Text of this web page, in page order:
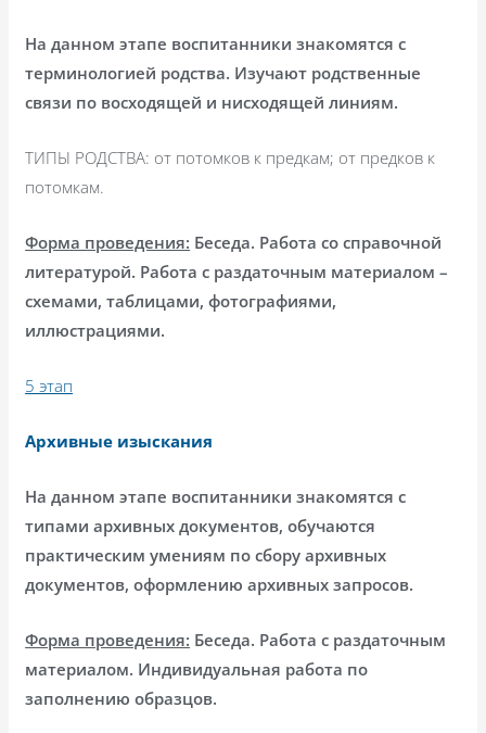
На данном этапе воспитанники знакомятся с
терминологией родства. Изучают родственные
связи по восходящей и нисходящей линиям.
ТИПЫ РОДСТВА: от потомков к предкам; от предков к
потомкам.
Форма проведения: Беседа. Работа со справочной
литературой. Работа с раздаточным материалом –
схемами, таблицами, фотографиями,
иллюстрациями.
5 этап
Архивные изыскания
На данном этапе воспитанники знакомятся с
типами архивных документов, обучаются
практическим умениям по сбору архивных
документов, оформлению архивных запросов.
Форма проведения: Беседа. Работа с раздаточным
материалом. Индивидуальная работа по
заполнению образцов.